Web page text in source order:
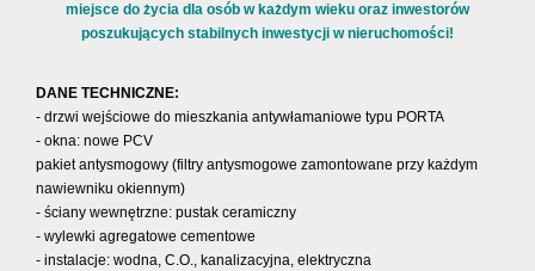
miejsce do życia dla osób w każdym wieku oraz inwestorów
poszukujących stabilnych inwestycji w nieruchomości!
DANE TECHNICZNE:
- drzwi wejściowe do mieszkania antywłamaniowe typu PORTA
- okna: nowe PCV
pakiet antysmogowy (filtry antysmogowe zamontowane przy każdym
nawiewniku okiennym)
- ściany wewnętrzne: pustak ceramiczny
- wylewki agregatowe cementowe
- instalacje: wodna, C.O., kanalizacyjna, elektryczna